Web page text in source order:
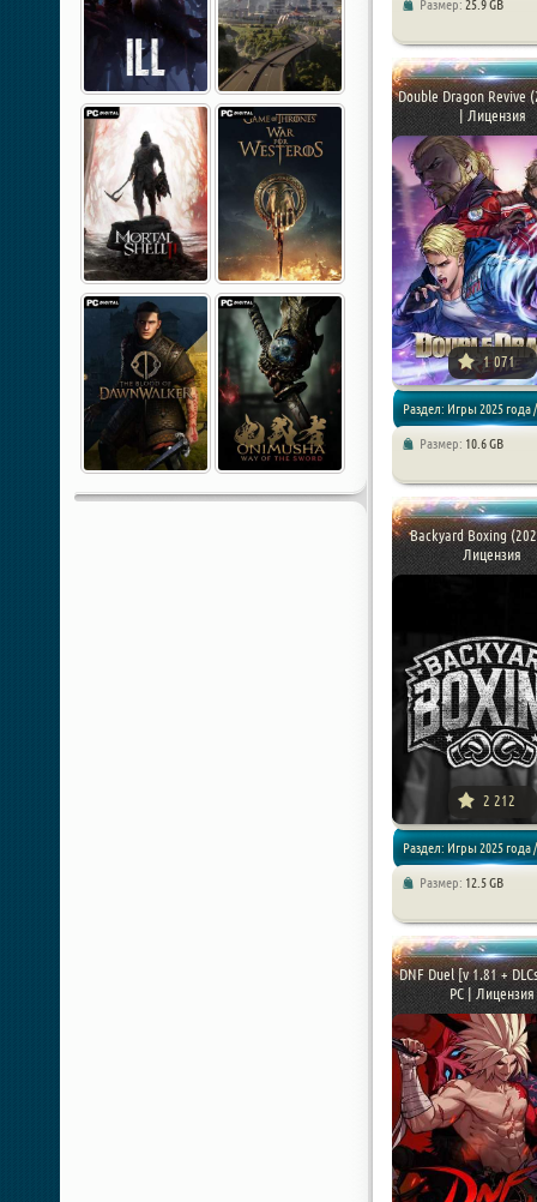
Размер: 25.9 GB
Double Dragon Revive
| Лицензия
1 071
Раздел: Игры 2025 года /
Размер: 10.6 GB
Backyard Boxing
Лицензия
2 212
Раздел: Игры 2025 года /
Размер: 12.5 GB
DNF Duel [v 1.81 +
PC | Лицензия